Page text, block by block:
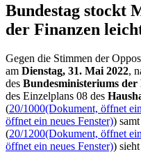
Bundestag stockt
der Finanzen
Gegen die Stimmen der
am Dienstag, 31. Mai 2022,
des Bundesministeriums der
des Einzelplans 08 des
(20/1000(Dokument, öffnet
öffnet ein neues Fenster))
(20/1200(Dokument, öffnet
öffnet ein neues Fenster))